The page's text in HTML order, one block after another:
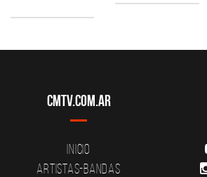
CMTV.com.ar
Inicio
Artistas-Bandas